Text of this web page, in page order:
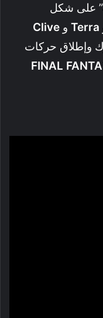
على شكل
Terra و Clive
وإطلاق حركات
FINAL